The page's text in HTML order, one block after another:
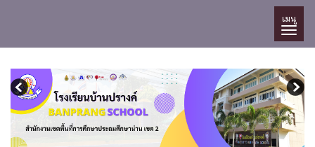
เมนู